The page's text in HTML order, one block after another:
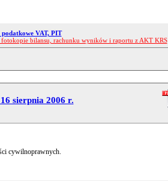
VAT, PIT
bilansu, rachunku wyników i raportu z AKT KRS
sierpnia 2006 r.
cywilnoprawnych.